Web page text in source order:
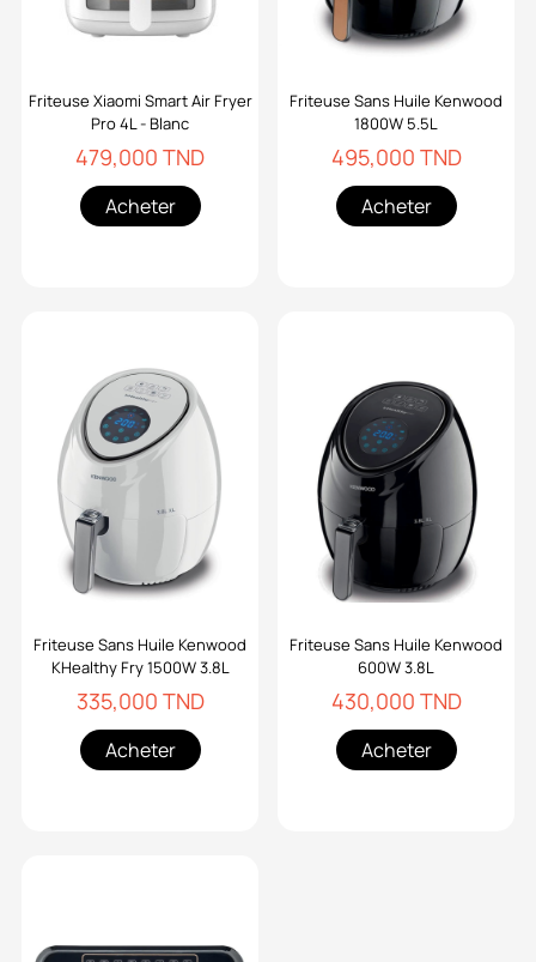
Friteuse Xiaomi Smart Air Fryer
Pro 4L - Blanc
479,000 TND
Acheter
Friteuse Sans Huile Kenwood
1800W 5.5L
495,000 TND
Acheter
Friteuse Sans Huile Kenwood
KHealthy Fry 1500W 3.8L
335,000 TND
Acheter
Friteuse Sans Huile Kenwood
600W 3.8L
430,000 TND
Acheter